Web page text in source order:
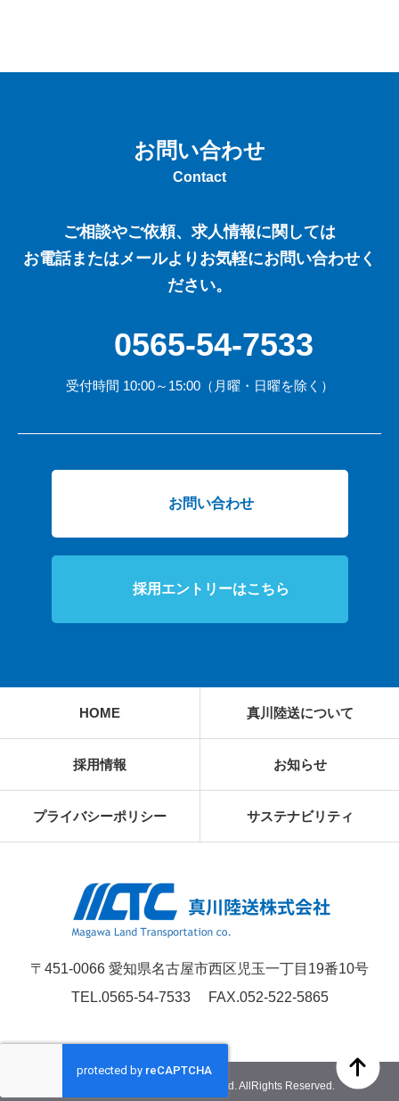
お問い合わせ
Contact
ご相談やご依頼、求人情報に関しては
お電話またはメールよりお気軽にお問い合わせく
ださい。
0565-54-7533
受付時間 10:00～15:00（月曜・日曜を除く）
お問い合わせ
採用エントリーはこちら
HOME 真川陸送について
採用情報 お知らせ
プライバシーポリシー サステナビリティ
〒451-0066 愛知県名古屋市西区児玉一丁目19番10号
TEL.0565-54-7533FAX.052-522-5865
© Magawa Land Transport Co., Ltd. AllRights Reserved.